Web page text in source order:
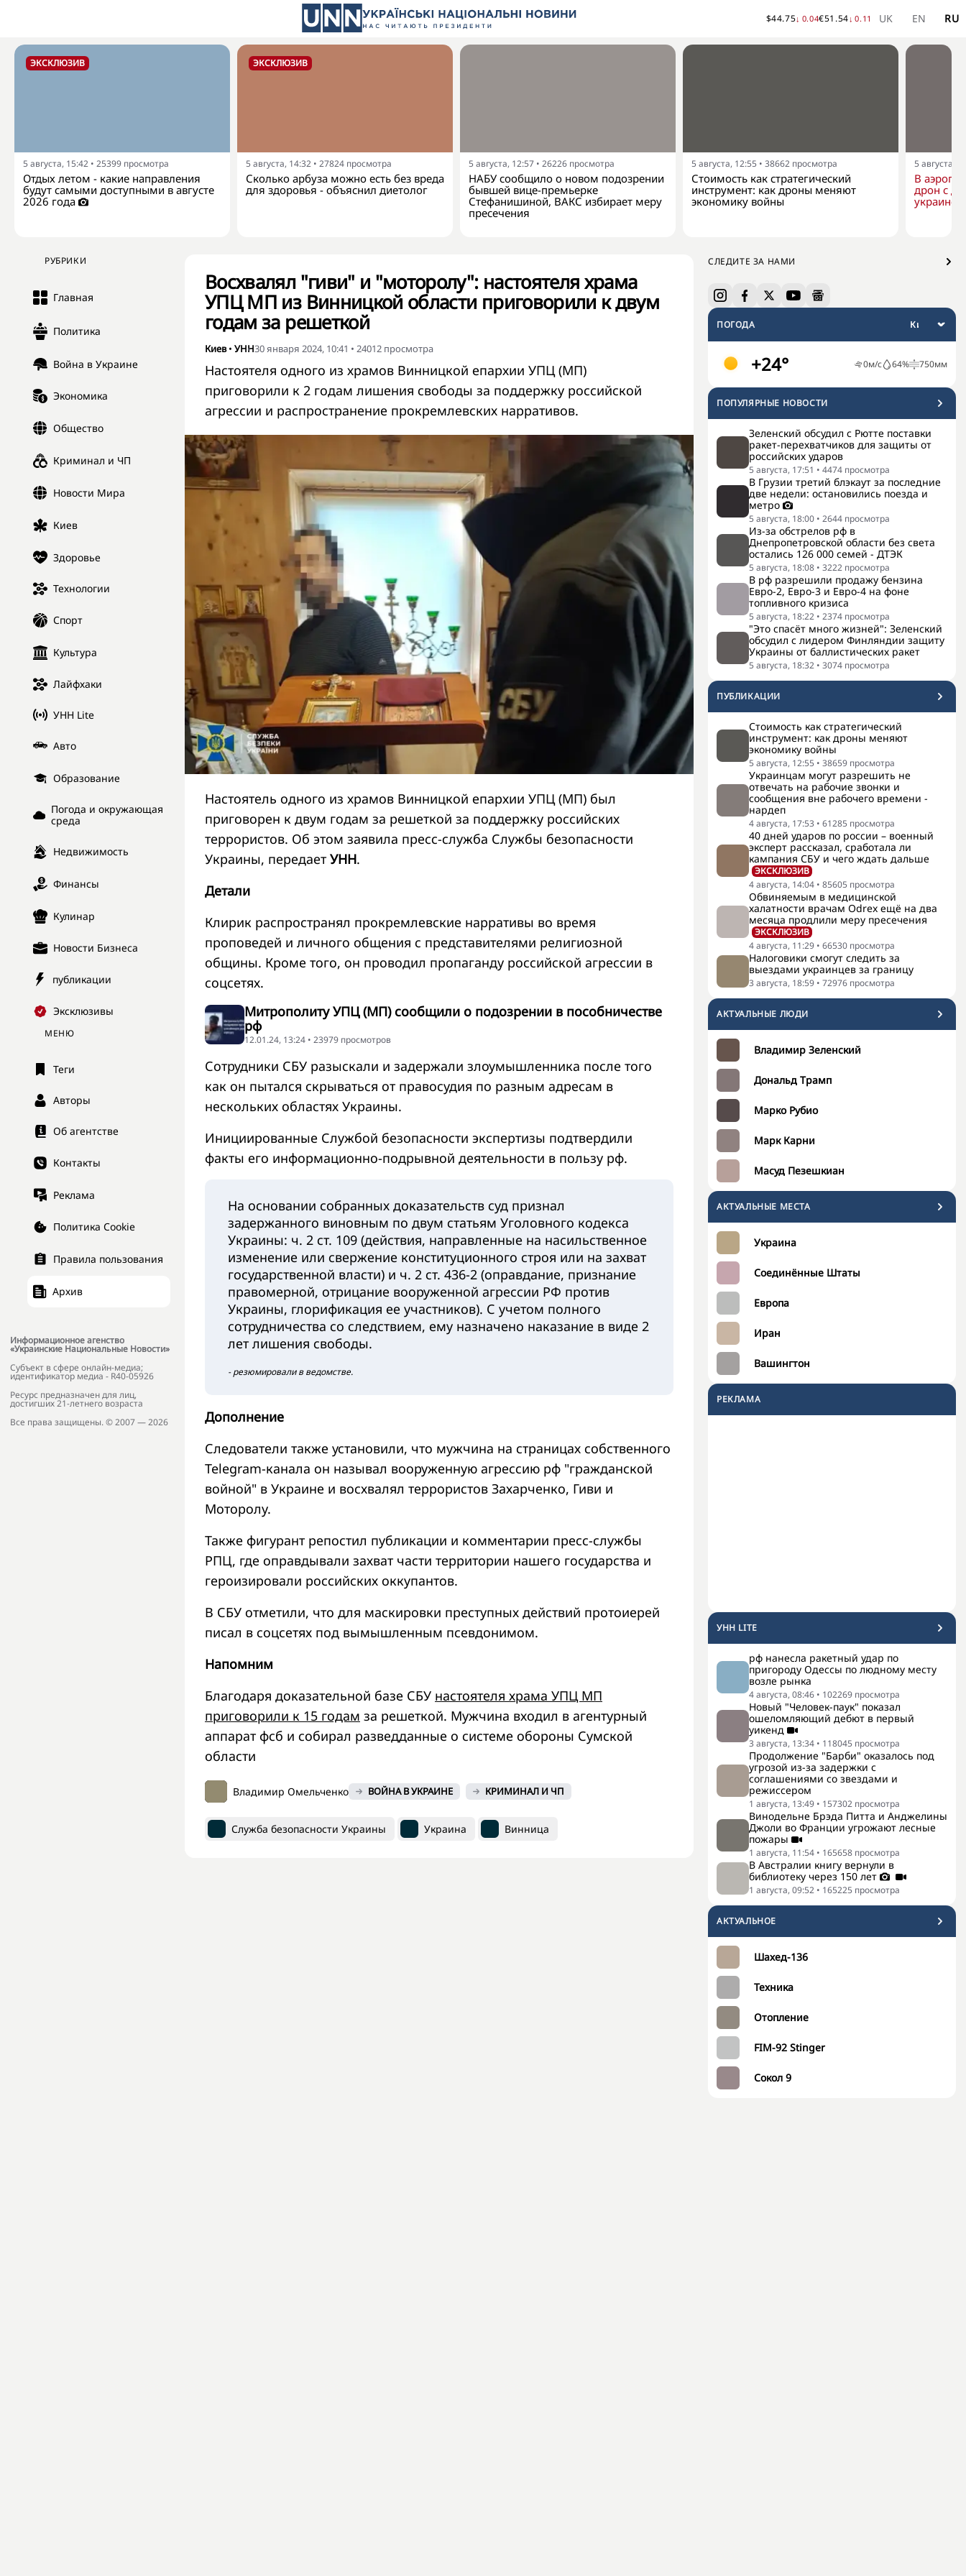
$44.75↓ 0.04€51.54↓ 0.11 UK EN RU
ЭКСКЛЮЗИВ
5 августа, 15:42 • 25399 просмотра
Отдых летом - какие направления
будут самыми доступными в августе
2026 года
ЭКСКЛЮЗИВ
5 августа, 14:32 • 27824 просмотра
Сколько арбуза можно есть без вреда
для здоровья - объяснил диетолог
5 августа, 12:57 • 26226 просмотра
НАБУ сообщило о новом подозрении
бывшей вице-премьерке
Стефанишиной, ВАКС избирает меру
пресечения
5 августа, 12:55 • 38662 просмотра
Стоимость как стратегический
инструмент: как дроны меняют
экономику войны
5 августа,
В
дрон с
РУБРИКИ
Главная
Политика
Война в Украине
Экономика
Общество
Криминал и ЧП
Новости Мира
Киев
Здоровье
Технологии
Спорт
Культура
Лайфхаки
УНН Lite
Авто
Образование
Погода и окружающая
среда
Недвижимость
Финансы
Кулинар
Новости Бизнеса
публикации
Эксклюзивы
МЕНЮ
Теги
Авторы
Об агентстве
Контакты
Реклама
Политика Cookie
Правила пользования
Архив
Информационное агенство
«Украинские Национальные Новости»
Субъект в сфере онлайн-медиа;
идентификатор медиа - R40-05926
Ресурс предназначен для лиц,
достигших 21-летнего возраста
Все права защищены. © 2007 — 2026
СЛЕДИТЕ ЗА НАМИ
ПОГОДА
+24° 0м/с 64% 750мм
ПОПУЛЯРНЫЕ НОВОСТИ
Зеленский обсудил с Рютте поставки
ракет-перехватчиков для защиты от
российских ударов
5 августа, 17:51 • 4474 просмотра
В Грузии третий блэкаут за последние
две недели: остановились поезда и
метро
5 августа, 18:00 • 2644 просмотра
Из-за обстрелов рф в
Днепропетровской области без света
остались 126 000 семей - ДТЭК
5 августа, 18:08 • 3222 просмотра
В рф разрешили продажу бензина
Евро-2, Евро-3 и Евро-4 на фоне
топливного кризиса
5 августа, 18:22 • 2374 просмотра
"Это спасёт много жизней": Зеленский
обсудил с лидером Финляндии защиту
Украины от баллистических ракет
5 августа, 18:32 • 3074 просмотра
ПУБЛИКАЦИИ
Стоимость как стратегический
инструмент: как дроны меняют
экономику войны
5 августа, 12:55 • 38659 просмотра
Украинцам могут разрешить не
отвечать на рабочие звонки и
сообщения вне рабочего времени -
нардеп
4 августа, 17:53 • 61285 просмотра
40 дней ударов по россии – военный
эксперт рассказал, сработала ли
кампания СБУ и чего ждать дальше
ЭКСКЛЮЗИВ
4 августа, 14:04 • 85605 просмотра
Обвиняемым в медицинской
халатности врачам Odrex ещё на два
месяца продлили меру пресечения
ЭКСКЛЮЗИВ
4 августа, 11:29 • 66530 просмотра
Налоговики смогут следить за
выездами украинцев за границу
3 августа, 18:59 • 72976 просмотра
АКТУАЛЬНЫЕ ЛЮДИ
Владимир Зеленский
Дональд Трамп
Марко Рубио
Марк Карни
Масуд Пезешкиан
АКТУАЛЬНЫЕ МЕСТА
Украина
Соединённые Штаты
Европа
Иран
Вашингтон
РЕКЛАМА
УНН LITE
рф нанесла ракетный удар по
пригороду Одессы по людному месту
возле рынка
4 августа, 08:46 • 102269 просмотра
Новый "Человек-паук" показал
ошеломляющий дебют в первый
уикенд
3 августа, 13:34 • 118045 просмотра
Продолжение "Барби" оказалось под
угрозой из-за задержки с
соглашениями со звездами и
режиссером
1 августа, 13:49 • 157302 просмотра
Винодельне Брэда Питта и Анджелины
Джоли во Франции угрожают лесные
пожары
1 августа, 11:54 • 165658 просмотра
В Австралии книгу вернули в
библиотеку через 150 лет
1 августа, 09:52 • 165225 просмотра
АКТУАЛЬНОЕ
Шахед-136
Техника
Отопление
FIM-92 Stinger
Сокол 9
Восхвалял "гиви" и "моторолу": настоятеля храма
УПЦ МП из Винницкой области приговорили к двум
годам за решеткой
Киев• УНН30 января 2024, 10:41 • 24012 просмотра
Настоятеля одного из храмов Винницкой епархии УПЦ (МП)
приговорили к 2 годам лишения свободы за поддержку российской
агрессии и распространение прокремлевских нарративов.
Настоятель одного из храмов Винницкой епархии УПЦ (МП) был
приговорен к двум годам за решеткой за поддержку российских
террористов. Об этом заявила пресс-служба Службы безопасности
Украины, передает УНН.
Детали
Клирик распространял прокремлевские нарративы во время
проповедей и личного общения с представителями религиозной
общины. Кроме того, он проводил пропаганду российской агрессии в
соцсетях.
Митрополиту УПЦ (МП) сообщили о подозрении в пособничестве
рф
12.01.24, 13:24 • 23979 просмотров
Сотрудники СБУ разыскали и задержали злоумышленника после того
как он пытался скрываться от правосудия по разным адресам в
нескольких областях Украины.
Инициированные Службой безопасности экспертизы подтвердили
факты его информационно-подрывной деятельности в пользу рф.
На основании собранных доказательств суд признал
задержанного виновным по двум статьям Уголовного кодекса
Украины: ч. 2 ст. 109 (действия, направленные на насильственное
изменение или свержение конституционного строя или на захват
государственной власти) и ч. 2 ст. 436-2 (оправдание, признание
правомерной, отрицание вооруженной агрессии РФ против
Украины, глорификация ее участников). С учетом полного
сотрудничества со следствием, ему назначено наказание в виде 2
лет лишения свободы.
- резюмировали в ведомстве.
Дополнение
Следователи также установили, что мужчина на страницах собственного
Telegram-канала он называл вооруженную агрессию рф "гражданской
войной" в Украине и восхвалял террористов Захарченко, Гиви и
Моторолу.
Также фигурант репостил публикации и комментарии пресс-службы
РПЦ, где оправдывали захват части территории нашего государства и
героизировали российских оккупантов.
В СБУ отметили, что для маскировки преступных действий протоиерей
писал в соцсетях под вымышленным псевдонимом.
Напомним
Благодаря доказательной базе СБУ настоятеля храма УПЦ МП
приговорили к 15 годам за решеткой. Мужчина входил в агентурный
аппарат фсб и собирал разведданные о системе обороны Сумской
области
Владимир Омельченко ВОЙНА В УКРАИНЕ КРИМИНАЛ И ЧП
Служба безопасности Украины Украина Винница